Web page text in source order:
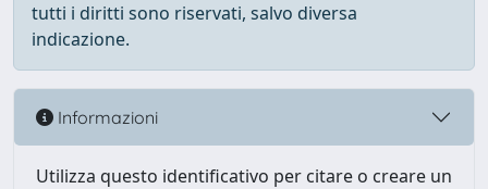
tutti i diritti sono riservati, salvo diversa
indicazione.
Informazioni
Utilizza questo identificativo per citare o creare un